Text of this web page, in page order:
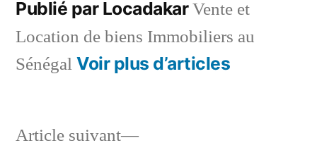
Publié par LocadakarVente et
Location de biens Immobiliers au
Sénégal Voir plus d’articles
Article suivant
Article